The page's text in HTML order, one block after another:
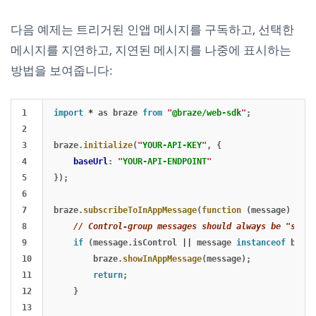
다음 예제는 트리거된 인앱 메시지를 구독하고, 선택한
메시지를 지연하고, 지연된 메시지를 나중에 표시하는
방법을 보여줍니다:
1
2
3
4
5
6
7
8
9
10
11
12
13
import * as braze from "@braze/web-sdk" ;
braze. initialize("YOUR-API-KEY" ,
{
baseUrl : "YOUR-API-ENDPOINT"
});
braze. subscribeToInAppMessage(function (message)
// Control-group messages should always be
if
(message. isControl message instanceof braze
braze. showInAppMessage(message);
return;
}